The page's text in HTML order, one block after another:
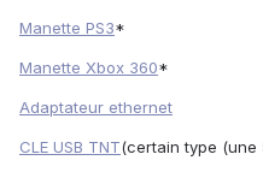
Manette PS3*
Manette Xbox 360*
Adaptateur ethernet
CLE USB TNT(certain type (une